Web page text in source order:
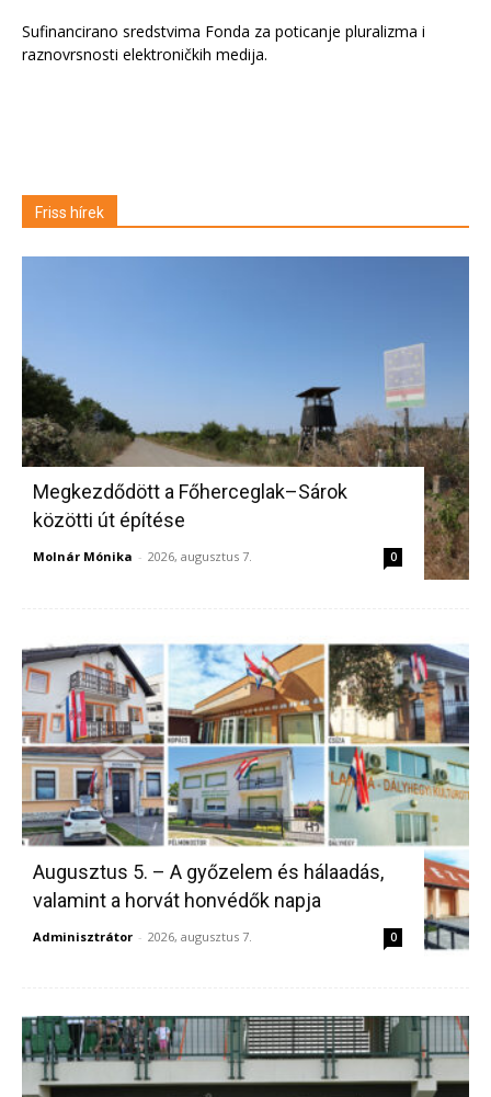
Sufinancirano sredstvima Fonda za poticanje pluralizma i
raznovrsnosti elektroničkih medija.
Friss hírek
Megkezdődött a Főherceglak–Sárok
közötti út építése
Molnár Mónika - 2026, augusztus 7. 0
Augusztus 5. – A győzelem és hálaadás,
valamint a horvát honvédők napja
Adminisztrátor - 2026, augusztus 7. 0